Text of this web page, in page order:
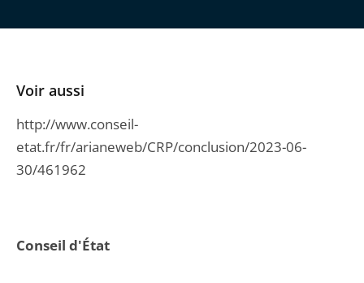
Conseil d'État
Voir aussi
http://www.conseil-
etat.fr/fr/arianeweb/CRP/conclusion/2023-06-
30/461962